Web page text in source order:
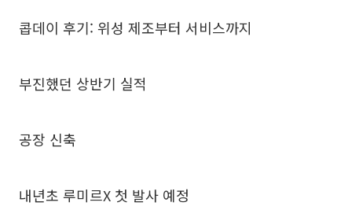
콥데이 후기: 위성 제조부터 서비스까지
부진했던 상반기 실적
공장 신축
내년초 루미르X 첫 발사 예정